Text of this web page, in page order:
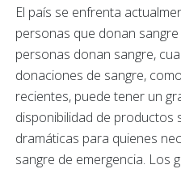
El país se enfrenta
personas que donan
personas donan sangre,
donaciones de sangre,
recientes, puede tener un
disponibilidad de productos
dramáticas para quienes
sangre de emergencia. Los